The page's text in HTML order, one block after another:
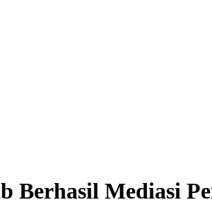
Berhasil Mediasi